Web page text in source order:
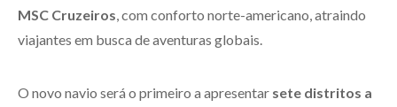
MSC Cruzeiros , com conforto norte-americano, atraindo
viajantes em busca de aventuras globais.
O novo navio será o primeiro a apresentar sete distritos a